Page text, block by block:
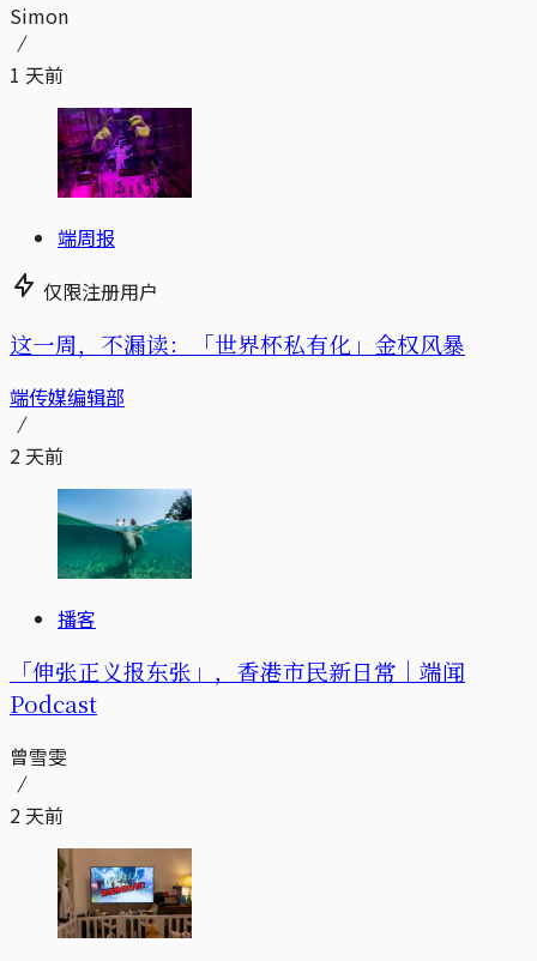
Simon
1 天前
端周报
仅限注册用户
这一周，不漏读：「世界杯私有化」金权风暴
端传媒编辑部
2 天前
播客
「伸张正义报东张」，香港市民新日常｜端闻
Podcast
曾雪雯
2 天前